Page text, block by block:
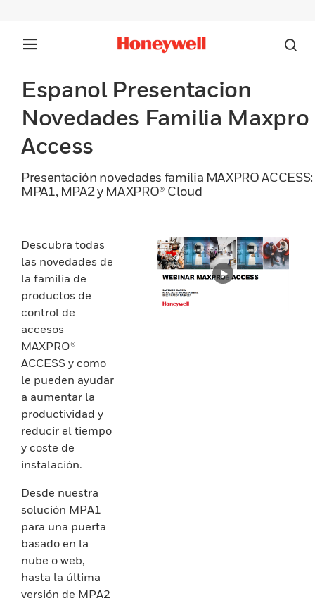
Espanol Presentacion
Novedades Familia Maxpro
Access
Presentación novedades familia MAXPRO ACCESS:
MPA1, MPA2 y MAXPRO® Cloud
Descubra todas
las novedades de
la familia de
productos de
control de
accesos
MAXPRO®
ACCESS y como
le pueden ayudar
a aumentar la
productividad y
reducir el tiempo
y coste de
instalación.
Desde nuestra
solución MPA1
para una puerta
basado en la
nube o web,
hasta la última
versión de MPA2